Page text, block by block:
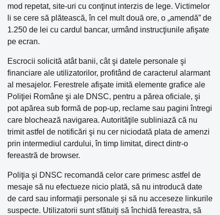
mod repetat, site-uri cu conţinut interzis de lege. Victimelor
li se cere să plătească, în cel mult două ore, o „amendă” de
1.250 de lei cu cardul bancar, urmând instrucţiunile afişate
pe ecran.
Escrocii solicită atât banii, cât şi datele personale şi
financiare ale utilizatorilor, profitând de caracterul alarmant
al mesajelor. Ferestrele afişate imită elemente grafice ale
Poliţiei Române şi ale DNSC, pentru a părea oficiale, şi
pot apărea sub formă de pop-up, reclame sau pagini întregi
care blochează navigarea. Autorităţile subliniază că nu
trimit astfel de notificări şi nu cer niciodată plata de amenzi
prin intermediul cardului, în timp limitat, direct dintr-o
fereastră de browser.
Poliţia şi DNSC recomandă celor care primesc astfel de
mesaje să nu efectueze nicio plată, să nu introducă date
de card sau informaţii personale şi să nu acceseze linkurile
suspecte. Utilizatorii sunt sfătuiţi să închidă fereastra, să